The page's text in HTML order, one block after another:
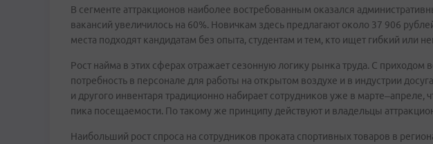
В сегменте аттракционов наиболее востребованным оказался
вакансий увеличилось на 60%. Новичкам здесь предлагают около 37 906
места подходят кандидатам без опыта, студентам и тем, кто ищет гибкий или
Рост найма в этих сферах отражает сезонную логику рынка труда. С приходом
потребность в персонале для работы на открытом воздухе и в индустрии
и другого инвентаря традиционно набирает сотрудников уже в марте–апреле,
пика посещаемости. По такому же принципу действуют и владельцы
Наибольший рост спроса на сотрудников проката спортивных товаров в